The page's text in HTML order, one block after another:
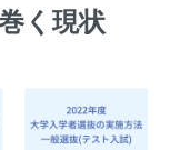
く現状